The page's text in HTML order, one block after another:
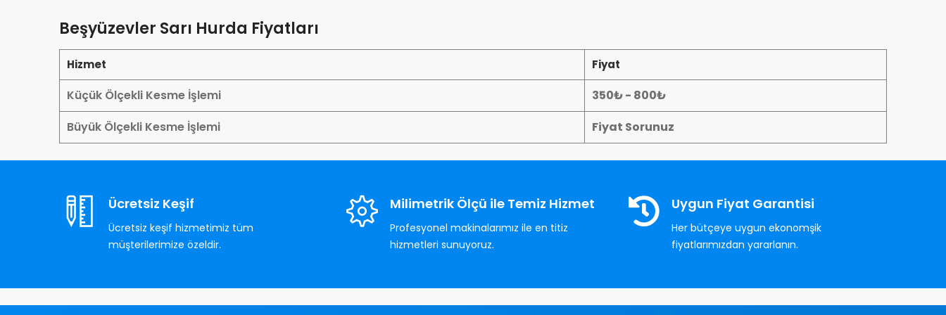
Beşyüzevler Sarı Hurda Fiyatları
Hizmet Fiyat
Küçük Ölçekli Kesme İşlemi
350₺ - 800₺
Büyük Ölçekli Kesme İşlemi
Fiyat Sorunuz
Ücretsiz Keşif
Ücretsiz keşif hizmetimiz tüm
müşterilerimize özeldir.
Milimetrik Ölçü ile Temiz Hizmet
Profesyonel makinalarımız ile en titiz
hizmetleri sunuyoruz.
Uygun Fiyat Garantisi
Her bütçeye uygun ekonomşik
fiyatlarımızdan yararlanın.